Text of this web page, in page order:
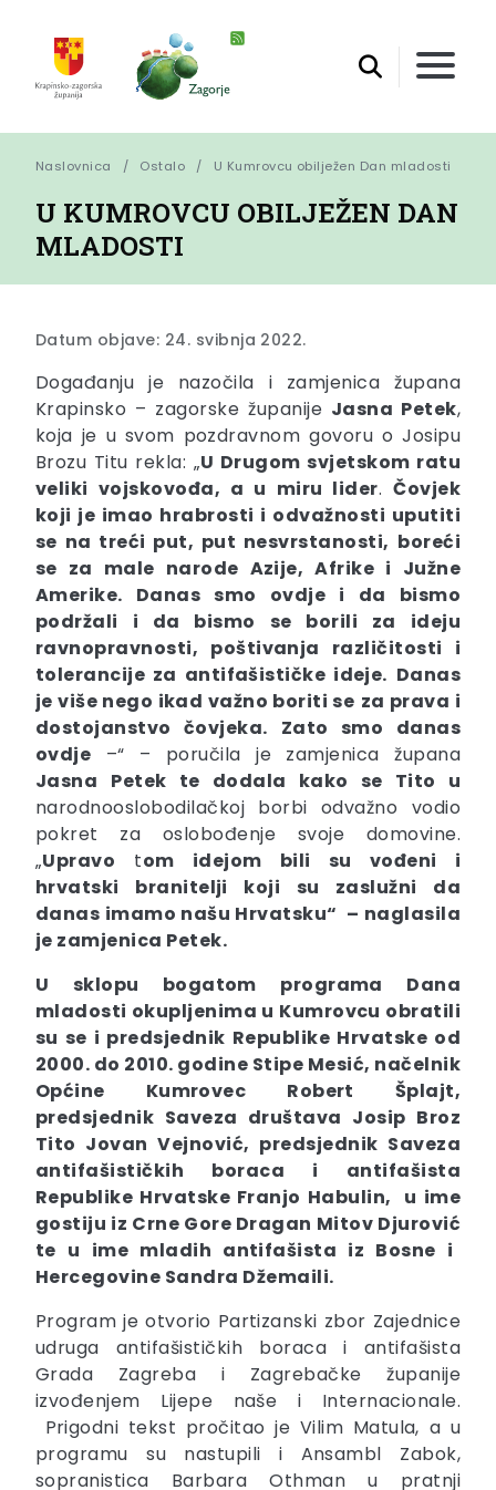
Naslovnica Ostalo U Kumrovcu obilježen Dan mladosti
U KUMROVCU OBILJEŽEN DAN
MLADOSTI
Datum objave: 24. svibnja 2022.
Događanju je nazočila i zamjenica župana
Krapinsko – zagorske županije Jasna Petek,
koja je u svom pozdravnom govoru o Josipu
Brozu Titu rekla: „U Drugom svjetskom ratu
veliki vojskovođa, a u miru lider.Čovjek
koji je imao hrabrosti i odvažnosti uputiti
se na treći put, put nesvrstanosti, boreći
se za male narode Azije, Afrike i Južne
Amerike. Danas smo ovdje i da bismo
podržali i da bismo se borili za ideju
ravnopravnosti, poštivanja različitosti i
tolerancije za antifašističke ideje. Danas
je više nego ikad važno boriti se za prava i
dostojanstvo čovjeka.
Zato smo danas
ovdje –“ – poručila je zamjenica župana
Jasna
Petek te dodala kako se Tito u
narodnooslobodilačkoj borbi odvažno vodio
pokret za oslobođenje svoje domovine.
„Upravo tom idejom bili su vođeni i
hrvatski branitelji koji su zaslužni da
danas imamo našu Hrvatsku“ – naglasila
je zamjenica Petek.
U sklopu bogatom programa Dana
mladosti okupljenima u Kumrovcu obratili
su se i predsjednik Republike Hrvatske od
2000. do 2010. godine Stipe Mesić, načelnik
Općine Kumrovec Robert Šplajt,
predsjednik Saveza društava Josip Broz
Tito Jovan Vejnović, predsjednik Saveza
antifašističkih boraca i antifašista
Republike Hrvatske Franjo Habulin, u ime
gostiju iz Crne Gore Dragan Mitov Djurović
te u ime mladih antifašista iz Bosne i
Hercegovine Sandra Džemaili.
Program je otvorio Partizanski zbor Zajednice
udruga antifašističkih boraca i antifašista
Grada Zagreba i Zagrebačke županije
izvođenjem Lijepe naše i Internacionale.
Prigodni tekst pročitao je Vilim Matula, a u
programu su nastupili i Ansambl Zabok,
sopranistica Barbara Othman u pratnji